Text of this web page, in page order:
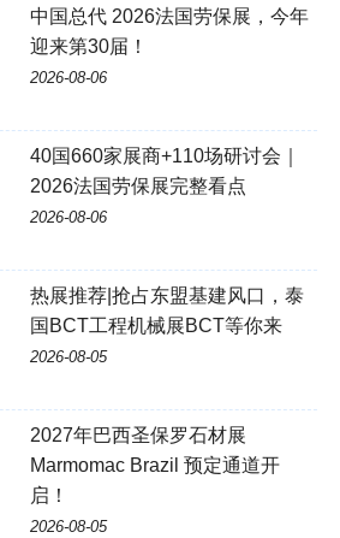
中国总代 2026法国劳保展，今年
迎来第30届！
2026-08-06
40国660家展商+110场研讨会｜
2026法国劳保展完整看点
2026-08-06
热展推荐|抢占东盟基建风口，泰
国BCT工程机械展BCT等你来
2026-08-05
2027年巴西圣保罗石材展
Marmomac Brazil 预定通道开
启！
2026-08-05